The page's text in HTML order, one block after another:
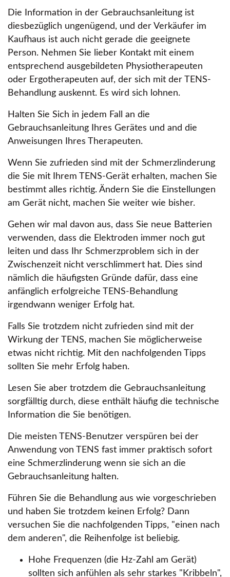
Die Information in der Gebrauchsanleitung ist
diesbezüglich ungenügend, und der Verkäufer im
Kaufhaus ist auch nicht gerade die geeignete
Person. Nehmen Sie lieber Kontakt mit einem
entsprechend ausgebildeten Physiotherapeuten
oder Ergotherapeuten auf, der sich mit der TENS-
Behandlung auskennt. Es wird sich lohnen.
Halten Sie Sich in jedem Fall an die
Gebrauchsanleitung Ihres Gerätes und and die
Anweisungen Ihres Therapeuten.
Wenn Sie zufrieden sind mit der Schmerzlinderung
die Sie mit Ihrem TENS-Gerät erhalten, machen Sie
bestimmt alles richtig. Ändern Sie die Einstellungen
am Gerät nicht, machen Sie weiter wie bisher.
Gehen wir mal davon aus, dass Sie neue Batterien
verwenden, dass die Elektroden immer noch gut
leiten und dass Ihr Schmerzproblem sich in der
Zwischenzeit nicht verschlimmert hat. Dies sind
nämlich die häufigsten Gründe dafür, dass eine
anfänglich erfolgreiche TENS-Behandlung
irgendwann weniger Erfolg hat.
Falls Sie trotzdem nicht zufrieden sind mit der
Wirkung der TENS, machen Sie möglicherweise
etwas nicht richtig. Mit den nachfolgenden Tipps
sollten Sie mehr Erfolg haben.
Lesen Sie aber trotzdem die Gebrauchsanleitung
sorgfälltig durch, diese enthält häufig die technische
Information die Sie benötigen.
Die meisten TENS-Benutzer verspüren bei der
Anwendung von TENS fast immer praktisch sofort
eine Schmerzlinderung wenn sie sich an die
Gebrauchsanleitung halten.
Führen Sie die Behandlung aus wie vorgeschrieben
und haben Sie trotzdem keinen Erfolg? Dann
versuchen Sie die nachfolgenden Tipps,
einen nach
dem anderen , die Reihenfolge ist beliebig.
Hohe Frequenzen (die Hz-Zahl am Gerät)
sollten sich anfühlen als sehr starkes
Kribbeln ,